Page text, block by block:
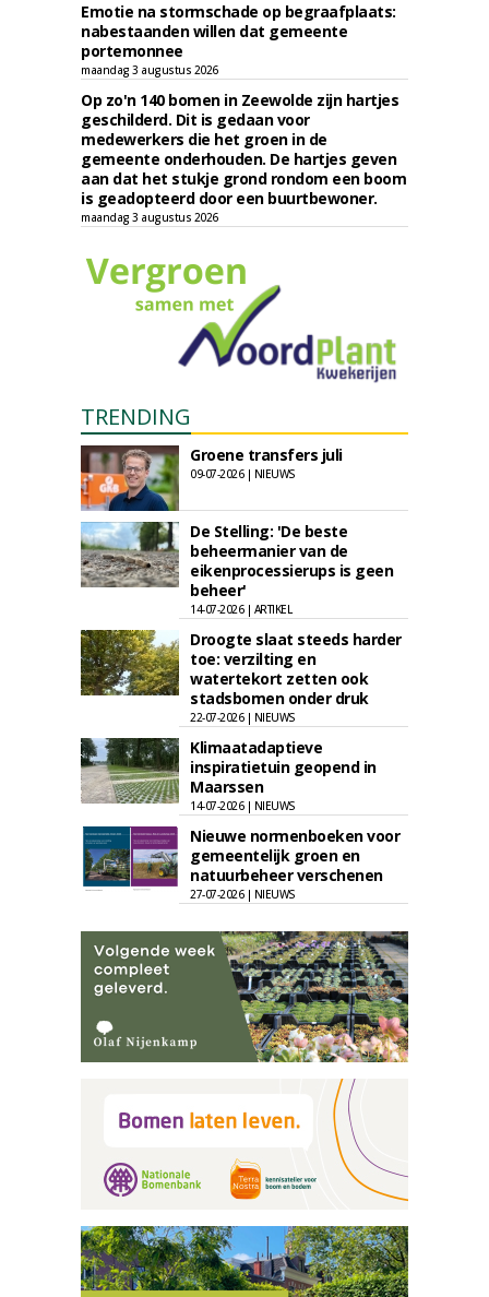
Emotie na stormschade op begraafplaats:
nabestaanden willen dat gemeente
portemonnee
maandag 3 augustus 2026
Op zo'n 140 bomen in Zeewolde zijn hartjes
geschilderd. Dit is gedaan voor
medewerkers die het groen in de
gemeente onderhouden. De hartjes geven
aan dat het stukje grond rondom een boom
is geadopteerd door een buurtbewoner.
maandag 3 augustus 2026
TRENDING
Groene transfers juli
09-07-2026 | NIEUWS
De Stelling: 'De beste
beheermanier van de
eikenprocessierups is geen
beheer'
14-07-2026 | ARTIKEL
Droogte slaat steeds harder
toe: verzilting en
watertekort zetten ook
stadsbomen onder druk
22-07-2026 | NIEUWS
Klimaatadaptieve
inspiratietuin geopend in
Maarssen
14-07-2026 | NIEUWS
Nieuwe normenboeken voor
gemeentelijk groen en
natuurbeheer verschenen
27-07-2026 | NIEUWS